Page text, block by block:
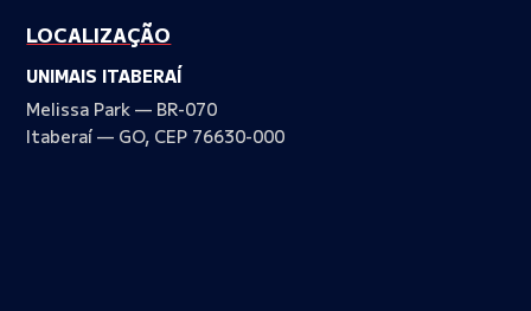
LOCALIZAÇÃO
UNIMAIS ITABERAÍ
Melissa Park — BR-070
Itaberaí — GO, CEP 76630-000